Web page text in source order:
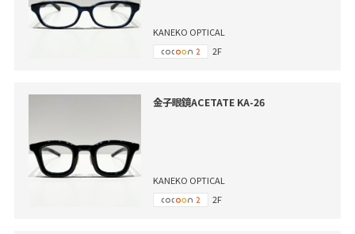
KANEKO OPTICAL
2F
金子眼鏡ACETATE KA-26
KANEKO OPTICAL
2F